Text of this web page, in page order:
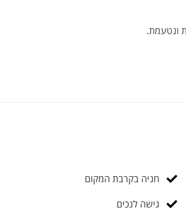
ונטעמת.
חניה בקרבת המקום
גישה לנכים